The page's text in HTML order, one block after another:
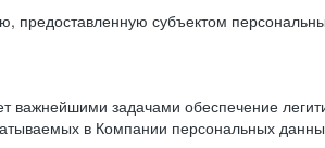
предоставленную субъектом
важнейшими задачами обеспечение
в Компании персональных